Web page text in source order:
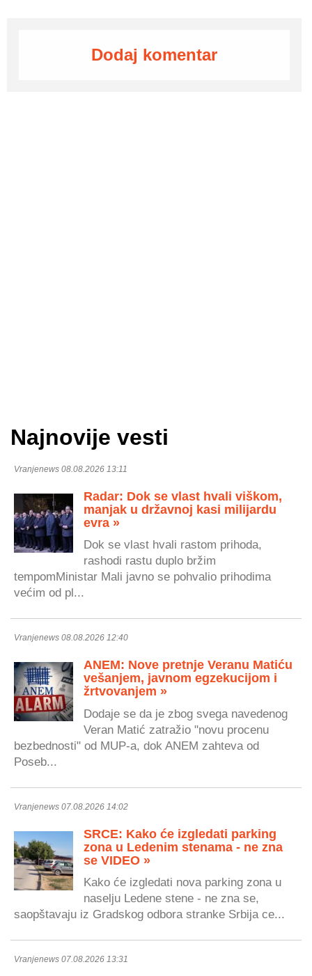
Dodaj komentar
Najnovije vesti
Vranjenews 08.08.2026 13:11
Radar: Dok se vlast hvali viškom,
manjak u državnoj kasi milijardu
evra »
Dok se vlast hvali rastom prihoda,
rashodi rastu duplo bržim
tempomMinistar Mali javno se pohvalio prihodima
većim od pl...
Vranjenews 08.08.2026 12:40
ANEM: Nove pretnje Veranu Matiću
vešanjem, javnom egzekucijom i
žrtvovanjem »
Dodaje se da je zbog svega navedenog
Veran Matić zatražio "novu procenu
bezbednosti" od MUP-a, dok ANEM zahteva od
Poseb...
Vranjenews 07.08.2026 14:02
SRCE: Kako će izgledati parking
zona u Ledenim stenama - ne zna
se VIDEO »
Kako će izgledati nova parking zona u
naselju Ledene stene - ne zna se,
saopštavaju iz Gradskog odbora stranke Srbija ce...
Vranjenews 07.08.2026 13:31